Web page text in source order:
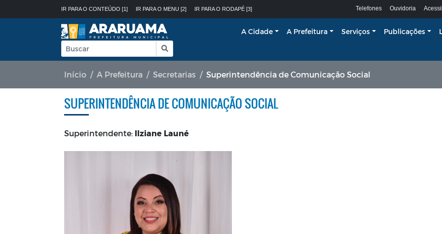
IR PARA O CONTEÚDO [1] IR PARA O MENU [2] IR PARA O RODAPÉ [3] Telefones Ouvidoria
A Cidade A Prefeitura Serviços Publicações
Início A Prefeitura Secretarias Superintendência de Comunicação Social
SUPERINTENDÊNCIA DE COMUNICAÇÃO SOCIAL
Superintendente: Ilziane Launé